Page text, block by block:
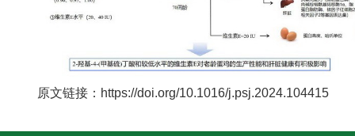
原文链接：https://doi.org/10.1016/j.psj.2024.104415